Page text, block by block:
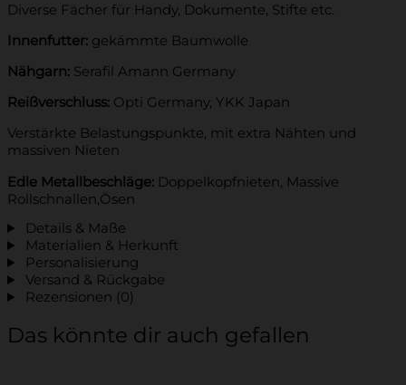
Diverse Fächer für Handy, Dokumente, Stifte etc.
Innenfutter: gekämmte Baumwolle
Nähgarn: Serafil Amann Germany
Reißverschluss: Opti Germany, YKK Japan
Verstärkte Belastungspunkte, mit extra Nähten und
massiven Nieten
Edle Metallbeschläge: Doppelkopfnieten, Massive
Rollschnallen,Ösen
Details & Maße
Materialien & Herkunft
Personalisierung
Versand & Rückgabe
Rezensionen (0)
Das könnte dir auch gefallen